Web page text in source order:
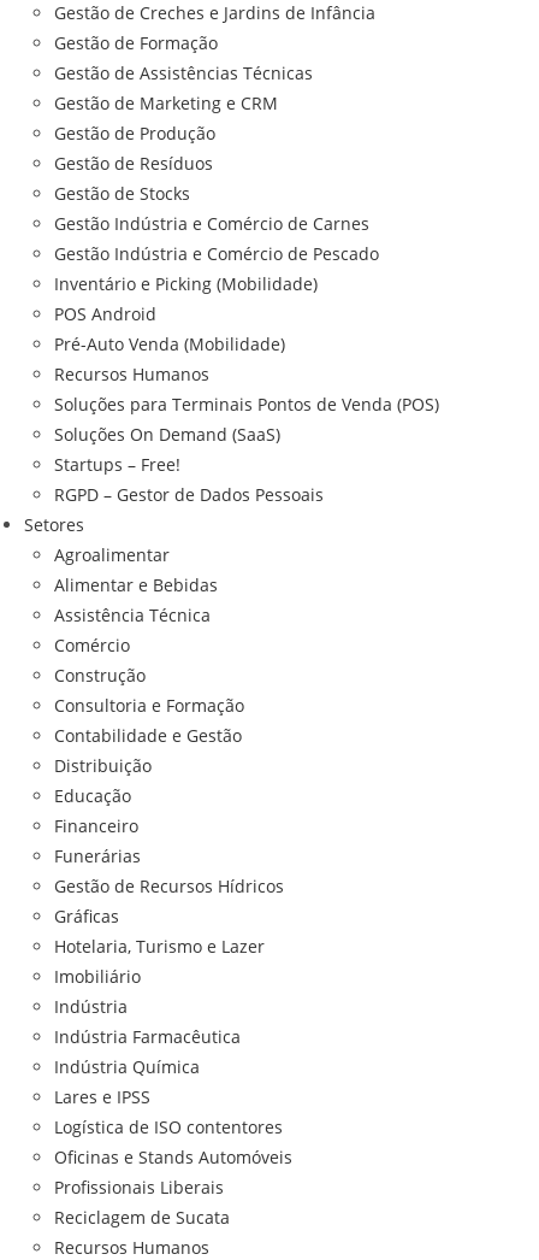
Gestão de Creches e Jardins de Infância
Gestão de Formação
Gestão de Assistências Técnicas
Gestão de Marketing e CRM
Gestão de Produção
Gestão de Resíduos
Gestão de Stocks
Gestão Indústria e Comércio de Carnes
Gestão Indústria e Comércio de Pescado
Inventário e Picking (Mobilidade)
POS Android
Pré-Auto Venda (Mobilidade)
Recursos Humanos
Soluções para Terminais Pontos de Venda (POS)
Soluções On Demand (SaaS)
Startups – Free!
RGPD – Gestor de Dados Pessoais
Setores
Agroalimentar
Alimentar e Bebidas
Assistência Técnica
Comércio
Construção
Consultoria e Formação
Contabilidade e Gestão
Distribuição
Educação
Financeiro
Funerárias
Gestão de Recursos Hídricos
Gráficas
Hotelaria, Turismo e Lazer
Imobiliário
Indústria
Indústria Farmacêutica
Indústria Química
Lares e IPSS
Logística de ISO contentores
Oficinas e Stands Automóveis
Profissionais Liberais
Reciclagem de Sucata
Recursos Humanos